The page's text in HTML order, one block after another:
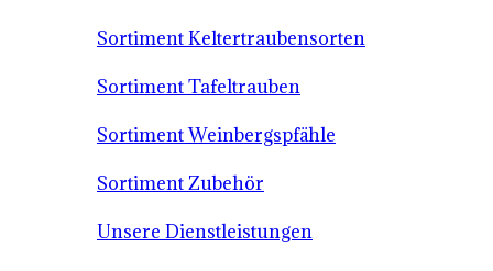
Sortiment Keltertraubensorten
Sortiment Tafeltrauben
Sortiment Weinbergspfähle
Sortiment Zubehör
Unsere Dienstleistungen